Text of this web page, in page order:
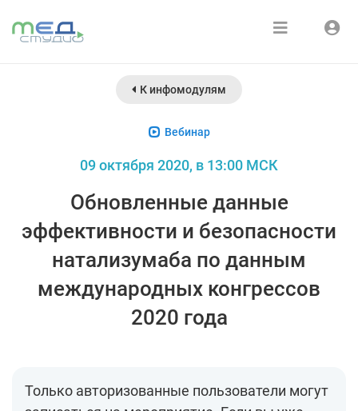
Курсы
Медиатека
Зарегистрироваться
К инфомодулям
Вебинар
09 октября 2020, в 13:00 МСК
Обновленные данные
эффективности и безопасности
натализумаба по данным
международных конгрессов
2020 года
Только авторизованные пользователи могут